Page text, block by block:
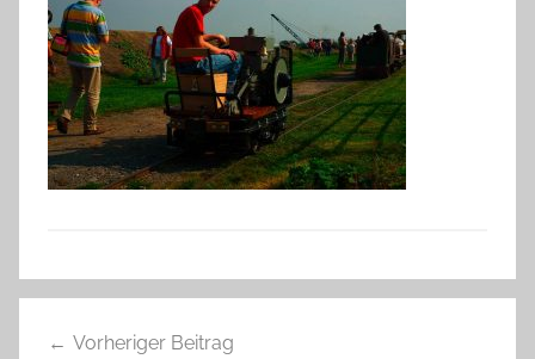
Vorheriger Beitrag